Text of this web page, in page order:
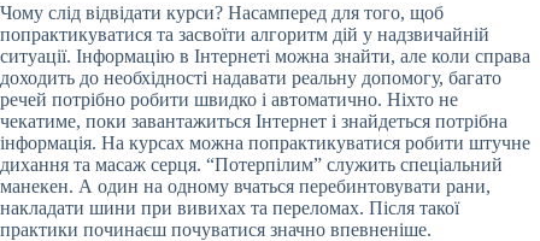
Чому слід відвідати курси? Насамперед для того, щоб
попрактикуватися та засвоїти алгоритм дій у надзвичайній
ситуації. Інформацію в Інтернеті можна знайти, але коли справа
доходить до необхідності надавати реальну допомогу, багато
речей потрібно робити швидко і автоматично. Ніхто не
чекатиме, поки завантажиться Інтернет і знайдеться потрібна
інформація. На курсах можна попрактикуватися робити штучне
дихання та масаж серця. “Потерпілим” служить спеціальний
манекен. А один на одному вчаться перебинтовувати рани,
накладати шини при вивихах та переломах. Після такої
практики починаєш почуватися значно впевненіше.